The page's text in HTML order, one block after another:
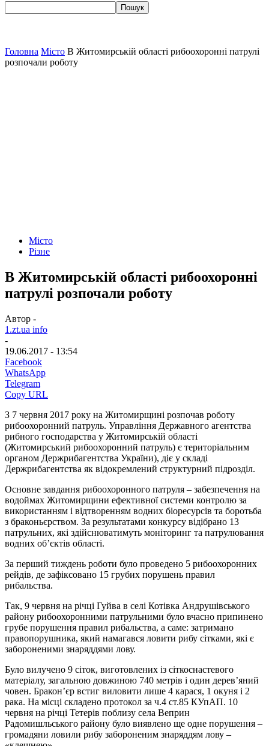
Головна Місто В Житомирській області рибоохоронні патрулі
розпочали роботу
Місто
Різне
В Житомирській області рибоохоронні
патрулі розпочали роботу
Автор -
1.zt.ua info
-
19.06.2017 - 13:54
Facebook
WhatsApp
Telegram
Copy URL
З 7 червня 2017 року на Житомирщині розпочав роботу
рибоохоронний патруль. Управління Державного агентства
рибного господарства у Житомирській області
(Житомирський рибоохоронний патруль) є територіальним
органом Держрибагентства України), діє у складі
Держрибагентства як відокремлений структурний підрозділ.
Основне завдання рибоохоронного патруля – забезпечення на
водоймах Житомирщини ефективної системи контролю за
використанням і відтворенням водних біоресурсів та боротьба
з браконьєрством. За результатами конкурсу відібрано 13
патрульних, які здійснюватимуть моніторинг та патрулювання
водних об’єктів області.
За перший тиждень роботи було проведено 5 рибоохоронних
рейдів, де зафіксовано 15 грубих порушень правил
рибальства.
Так, 9 червня на річці Гуйва в селі Котівка Андрушівського
району рибоохоронними патрульними було вчасно припинено
грубе порушення правил рибальства, а саме: затримано
правопорушника, який намагався ловити рибу сітками, які є
забороненими знаряддями лову.
Було вилучено 9 сіток, виготовлених із сіткоснастевого
матеріалу, загальною довжиною 740 метрів і один дерев’яний
човен. Бракон’єр встиг виловити лише 4 карася, 1 окуня і 2
рака. На місці складено протокол за ч.4 ст.85 КУпАП. 10
червня на річці Тетерів поблизу села Веприн
Радомишльського району було виявлено ще одне порушення –
громадяни ловили рибу забороненим знаряддям лову –